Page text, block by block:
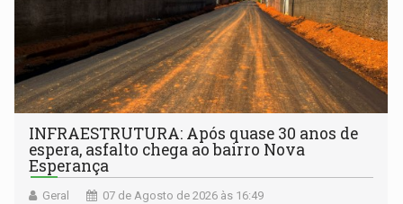
INFRAESTRUTURA: Após quase 30 anos de
espera, asfalto chega ao bairro Nova
Esperança
Geral 07 de Agosto de 2026 às 16:49